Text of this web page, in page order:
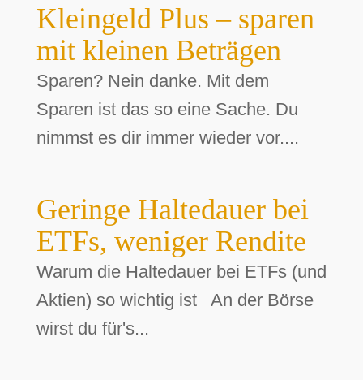
Kleingeld Plus – sparen
mit kleinen Beträgen
Sparen? Nein danke. Mit dem
Sparen ist das so eine Sache. Du
nimmst es dir immer wieder vor....
Geringe Haltedauer bei
ETFs, weniger Rendite
Warum die Haltedauer bei ETFs (und
Aktien) so wichtig ist An der Börse
wirst du für's...